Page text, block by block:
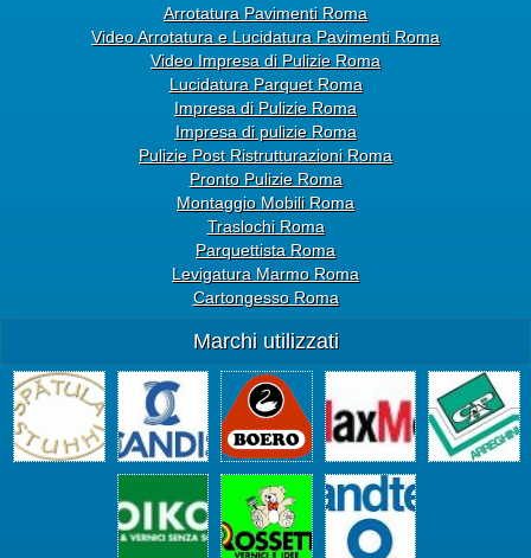
Arrotatura Pavimenti Roma
Video Arrotatura e Lucidatura Pavimenti Roma
Video Impresa di Pulizie Roma
Lucidatura Parquet Roma
Impresa di Pulizie Roma
Impresa di pulizie Roma
Pulizie Post Ristrutturazioni Roma
Pronto Pulizie Roma
Montaggio Mobili Roma
Traslochi Roma
Parquettista Roma
Levigatura Marmo Roma
Cartongesso Roma
Marchi utilizzati